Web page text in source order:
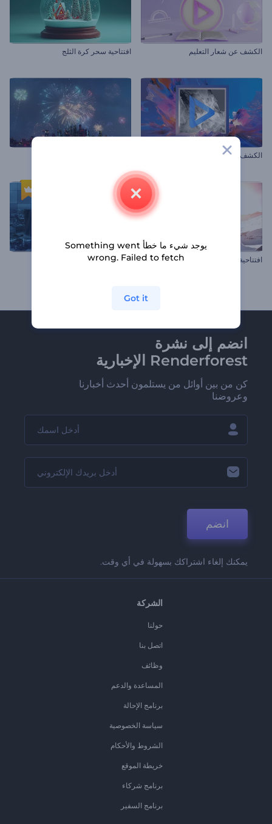
الكشف عن شعار التعليم افتتاحية سحر كرة الثلج
الكشف عن شعار فن الباستيل
افتتاحية الرياضات الخطيرة افتتاحية حدث معاصر
انضم إلى نشرة
Renderforest الإخبارية
كن من بين أوائل من يستلمون أحدث أخبارنا
وعروضنا
انضم
يمكنك إلغاء اشتراكك بسهولة في أي وقت.
الشركة
حولنا
اتصل بنا
وظائف
المساعدة والدعم
برنامج الإحالة
سياسة الخصوصية
الشروط والأحكام
خريطة الموقع
برنامج شركاء
برنامج السفير
يوجد شيء ما خطأ Something went
wrong. Failed to fetch
Got it